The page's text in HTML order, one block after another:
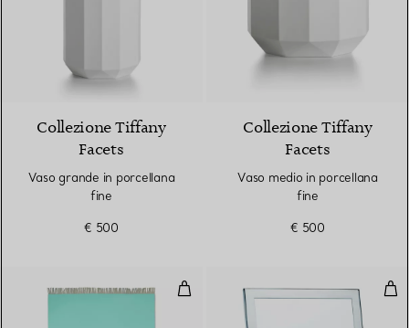
Collezione Tiffany
Facets
Vaso grande in porcellana
fine
€ 500
Collezione Tiffany
Facets
Vaso medio in porcellana
fine
€ 500
Coperta in cashmere e lana